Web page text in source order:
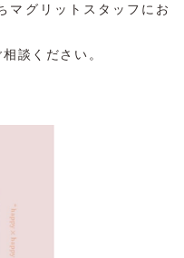
マグリットスタッフにお
談ください。